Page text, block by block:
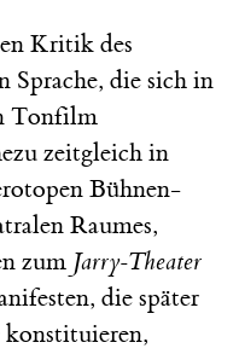
Kritik des
Sprache, die sich in
Tonfilm
zeitgleich in
Bühnen-
Raumes,
zum Jarry-Theater
die später
konstituieren,